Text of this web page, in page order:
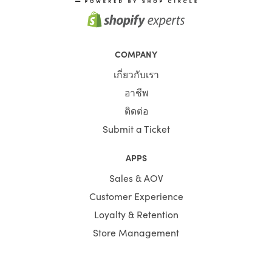
COMPANY
เกี่ยวกับเรา
อาชีพ
ติดต่อ
Submit a Ticket
APPS
Sales & AOV
Customer Experience
Loyalty & Retention
Store Management